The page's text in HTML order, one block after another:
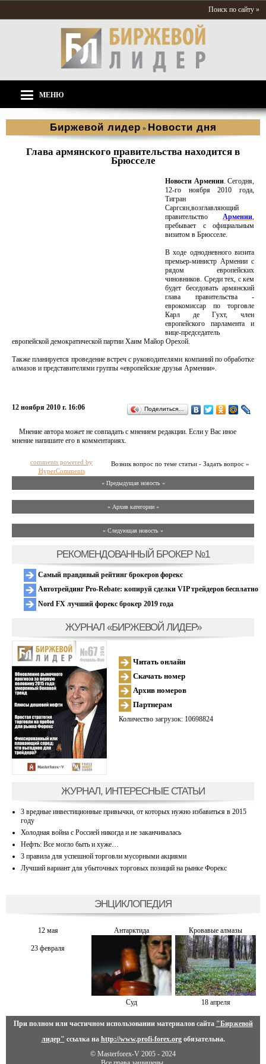
Поиск по сайту »
МЕНЮ
Биржевой лидер » Новости дня
Глава армянского правительства находится в
Брюсселе
Новости Армении. Сегодня,
12-го ноября 2010 года,
Тигран
Саргсян,возглавляющий
правительство Армении,
пребывает с официальным
визитом в Брюсселе.
В ходе однодневного визита
премьер-министр Армении с
рядом европейских
чиновников. Среди тех, с кем
будет беседовать армянский
глава правительства -
еврокомиссар по торговле
Карл де Гухт, член
европейского парламента и
вице-председатель
европейской демократической партии Хаим Майор Орехой.
Также планируется проведение встреч с руководителями компаний по обработке
алмазов и представителями группы «европейские друзья Армении».
12 ноября 2010 г. 16:06 Поделиться…
Мнение автора может не совпадать с мнением редакции. Если у Вас иное
мнение напишите его в комментариях.
Возник вопрос по теме статьи - Задать вопрос »
comments powered by
HyperComments
« Предыдущая новость «
» Архив категории «
» Следующая новость »
РЕКОМЕНДОВАННЫЙ БРОКЕР №1
Самый правдивый рейтинг брокеров форекс
Автотрейдинг Pro-Rebate: копируй сделки VIP трейдеров бесплатно
Nord FX лучший форекс брокер 2019 года
ЖУРНАЛ «БИРЖЕВОЙ ЛИДЕР»
Читать онлайн
Скачать номер
Архив номеров
Партнерам
Количество загрузок: 10698824
ЖУРНАЛ, ИНТЕРЕСНЫЕ СТАТЬИ
3 вредные инвестиционные привычки, от которых нужно избавиться в 2015
году
Холодная война с Россией никогда и не заканчивалась
Нефть: Все могло быть и хуже…
3 правила для успешной торговли мусорными акциями
Лучший вариант для убыточных торговых позиций на рынке Форекс
ЭНЦИКЛОПЕДИЯ
12 мая Антарктида Кровавые алмазы
23 февраля
Суд 18 апреля
При полном или частичном использовании материалов сайта "Биржевой
лидер" ссылка на http://www.profi-forex.orgобязательна.
© Masterforex-V 2005 - 2024